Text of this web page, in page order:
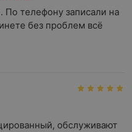
По телефону записали на
без проблем всё
обслуживают